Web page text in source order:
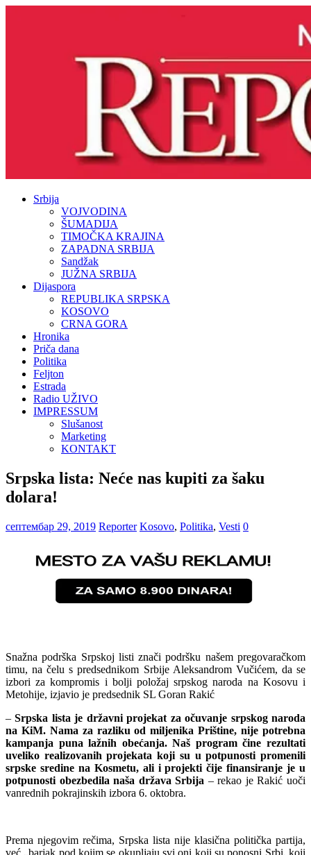
Srbija
VOJVODINA
ŠUMADIJA
TIMOČKA KRAJINA
ZAPADNA SRBIJA
Sandžak
JUŽNA SRBIJA
Dijaspora
REPUBLIKA SRPSKA
KOSOVO
CRNA GORA
Hronika
Priča dana
Politika
Feljton
Estrada
Radio UŽIVO
IMPRESSUM
Slušanost
Marketing
KONTAKT
Srpska lista: Neće nas kupiti za šaku
dolara!
септембар 29, 2019 Reporter Kosovo, Politika, Vesti 0
Snažna podrška Srpskoj listi znači podršku našem pregovaračkom
timu, na čelu s predsednikom Srbije Aleksandrom Vučićem, da se
izbori za kompromis i bolji položaj srpskog naroda na Kosovu i
Metohije, izjavio je predsednik SL Goran Rakić
–Srpska lista je državni projekat za očuvanje srpskog naroda
na KiM. Nama za razliku od miljenika Prištine, nije potrebna
kampanja puna lažnih obećanja. Naš program čine rezultati
uveliko realizovanih projekata koji su u potpunosti promenili
srpske sredine na Kosmetu, ali i projekti čije finansiranje je u
potpunosti obezbedila naša država Srbija – rekao je Rakić uoči
vanrednih pokrajinskih izbora 6. oktobra.
Prema njegovim rečima, Srpska lista nije klasična politička partija,
već „barjak pod kojim se okupljaju svi oni koji su ponosni Srbi, koji